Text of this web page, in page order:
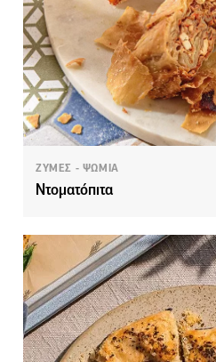
ΖΥΜΕΣ - ΨΩΜΙΑ
Ντοματόπιτα